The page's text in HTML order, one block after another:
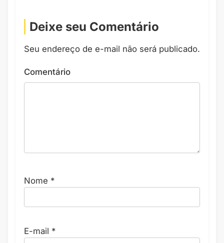
Deixe seu Comentário
Seu endereço de e-mail não será publicado.
Comentário
Nome *
E-mail *